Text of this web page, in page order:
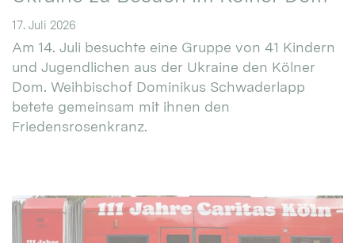
17. Juli 2026
Am 14. Juli besuchte eine Gruppe von 41 Kindern
und Jugendlichen aus der Ukraine den Kölner
Dom. Weihbischof Dominikus Schwaderlapp
betete gemeinsam mit ihnen den
Friedensrosenkranz.